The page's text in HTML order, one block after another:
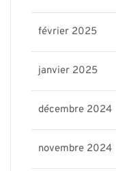
février 2025
janvier 2025
décembre 2024
novembre 2024